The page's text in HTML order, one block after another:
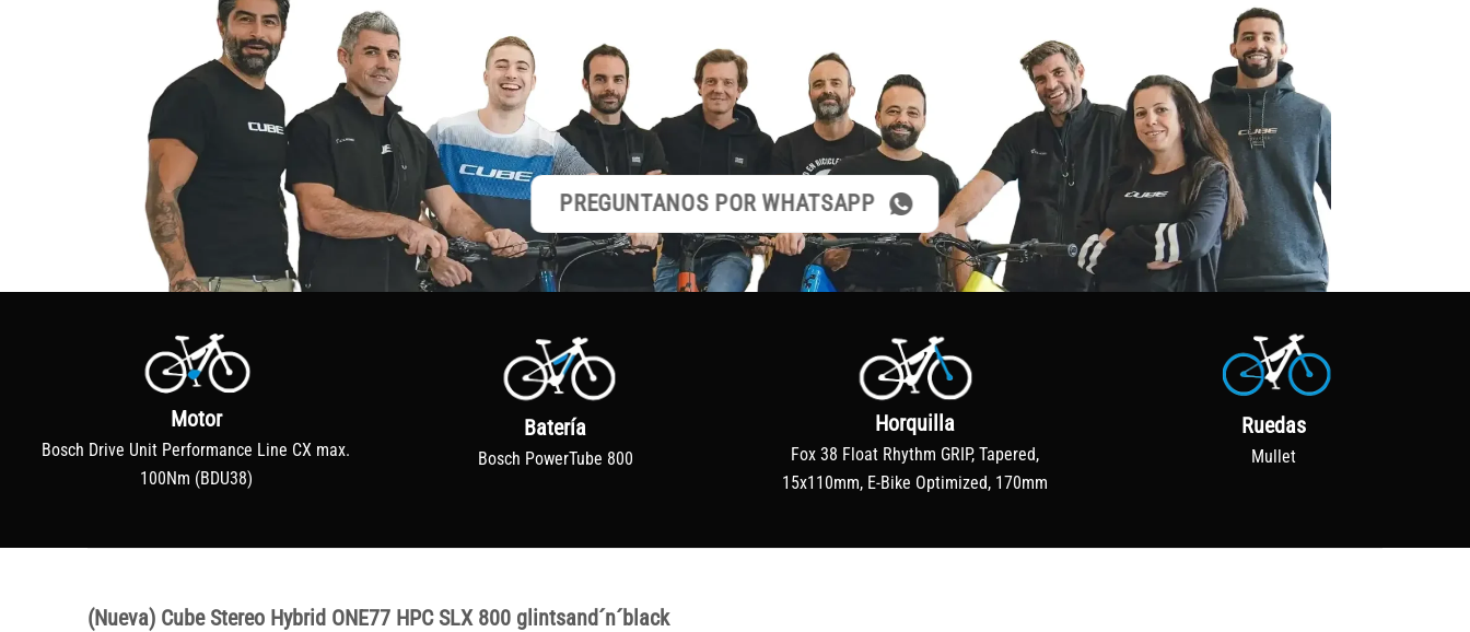
PREGUNTANOS POR WHATSAPP
Motor
Bosch Drive Unit Performance Line CX max.
100Nm (BDU38)
Batería
Bosch PowerTube 800
Horquilla
Fox 38 Float Rhythm GRIP, Tapered,
15x110mm, E-Bike Optimized, 170mm
Ruedas
Mullet
(Nueva) Cube Stereo Hybrid ONE77 HPC SLX 800 glintsand´n´black